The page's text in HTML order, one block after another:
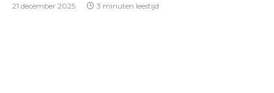
21 december 2025 3 minuten leestijd